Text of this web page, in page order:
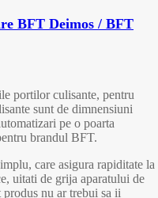
BFT Deimos / BFT
portilor culisante, pentru
sunt de dimnensiuni
pe o poarta
brandul BFT.
care asigura rapiditate la
uitati de grija aparatului de
produs nu ar trebui sa ii